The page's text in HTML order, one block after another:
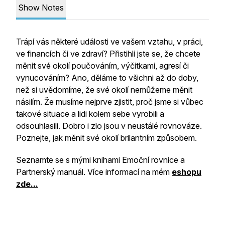
Show Notes
Trápí vás některé události ve vašem vztahu, v práci,
ve financích či ve zdraví? Přistihli jste se, že chcete
měnit své okolí poučováním, výčitkami, agresí či
vynucováním? Ano, děláme to všichni až do doby,
než si uvědomíme, že své okolí nemůžeme měnit
násilím. Že musíme nejprve zjistit, proč jsme si vůbec
takové situace a lidi kolem sebe vyrobili a
odsouhlasili. Dobro i zlo jsou v neustálé rovnováze.
Poznejte, jak měnit své okolí brilantním způsobem.
Seznamte se s mými knihami Emoční rovnice a
Partnerský manuál. Více informací na mém eshopu
zde...